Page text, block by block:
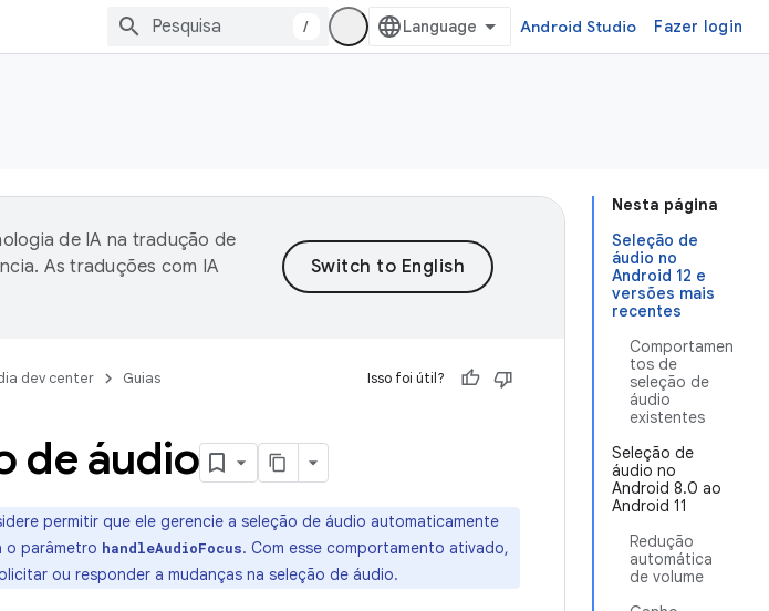
/ Android Studio Fazer login
Nesta página
Seleção de
áudio no
Android 12 e
versões mais
recentes
Comportamen
tos de
seleção de
áudio
existentes
Seleção de
áudio no
Android 8.0 ao
Android 11
Redução
automática
de volume
de IA na tradução de
As traduções com IA
dev center Guias Isso foi útil?
de áudio
permitir que ele gerencie a seleção de áudio automaticamente
o parâmetro handleAudioFocus. Com esse comportamento ativado,
ou responder a mudanças na seleção de áudio.